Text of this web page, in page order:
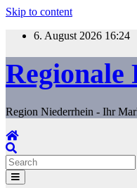
Skip to content
6. August 2026 16:24
Regionale
Region Niederrhein - Ihr